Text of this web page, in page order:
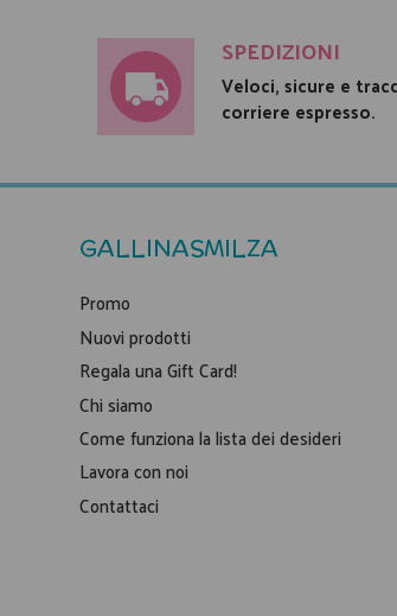
SPEDIZIONI
Veloci, sicure e
corriere espresso.
GALLINASMILZA
Promo
Nuovi prodotti
Regala una Gift Card!
Chi siamo
Come funziona la lista dei desideri
Lavora con noi
Contattaci